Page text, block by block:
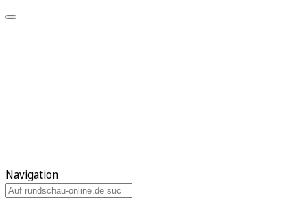
Navigation